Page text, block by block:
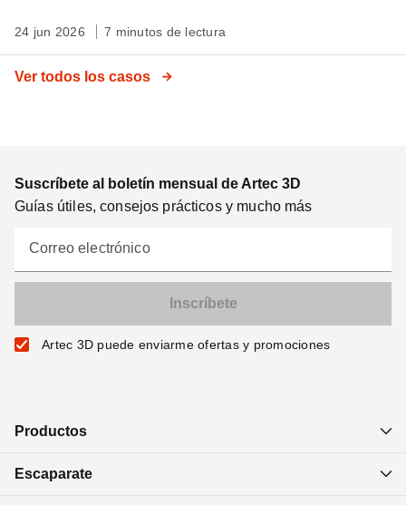
24 jun 2026 7 minutos de lectura
Ver todos los casos
Suscríbete al boletín mensual de Artec 3D
Guías útiles, consejos prácticos y mucho más
Correo electrónico
Artec 3D puede enviarme ofertas y promociones
Productos
Escaparate